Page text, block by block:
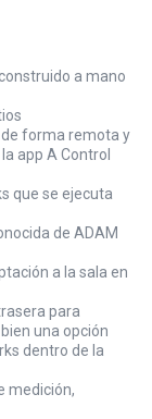
a mano
forma remota y
app A Control
que se ejecuta
de ADAM
a la sala en
para
una opción
dentro de la
medición,